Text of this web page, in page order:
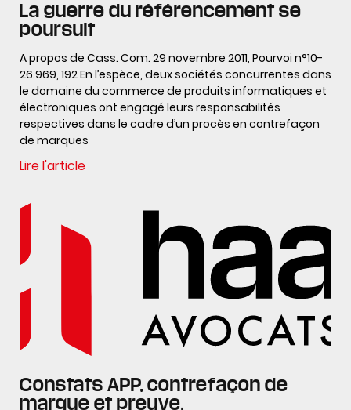
La guerre du référencement se
poursuit
A propos de Cass. Com. 29 novembre 2011, Pourvoi n°10-
26.969, 192 En l’espèce, deux sociétés concurrentes dans
le domaine du commerce de produits informatiques et
électroniques ont engagé leurs responsabilités
respectives dans le cadre d’un procès en contrefaçon
de marques
Lire l'article
Constats APP, contrefaçon de
marque et preuve.